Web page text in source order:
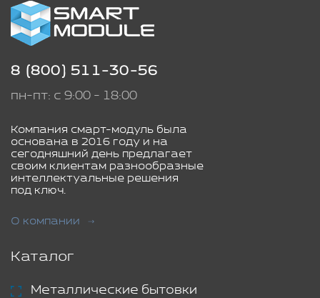
8 (800) 511-30-56
пн-пт: с 9:00 - 18:00
Компания смарт-модуль была
основана в 2016 году и на
сегодняшний день предлагает
своим клиентам разнообразные
интеллектуальные решения
под ключ.
О компании
Каталог
Металлические бытовки